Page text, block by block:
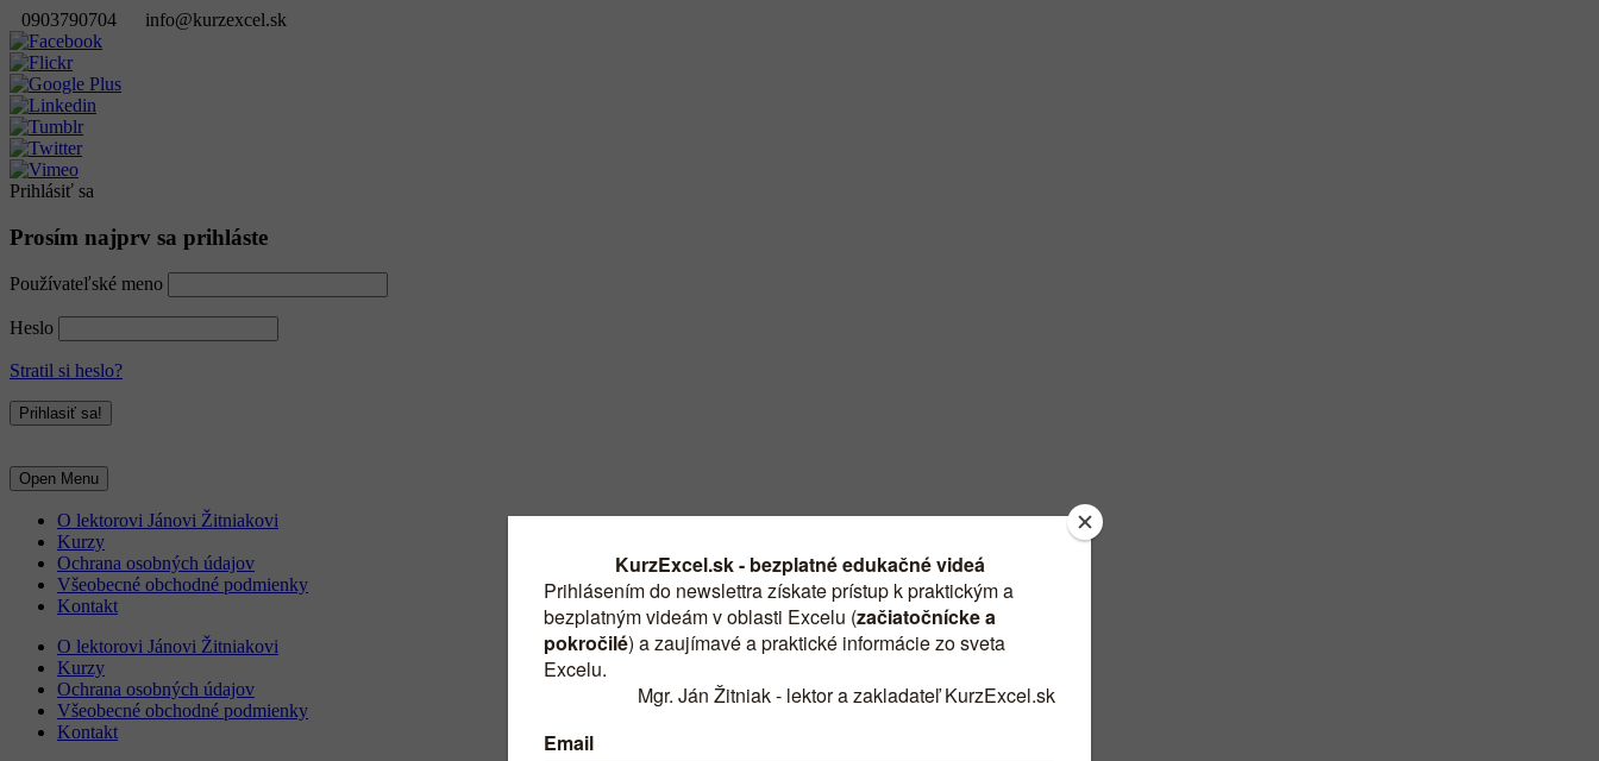
0903790704 info@kurzexcel.sk
Prihlásiť sa
Prosím najprv sa prihláste
Používateľské meno
Heslo
Stratil si heslo?
Open Menu
O lektorovi Jánovi Žitniakovi
Kurzy
Ochrana osobných údajov
Všeobecné obchodné podmienky
Kontakt
O lektorovi Jánovi Žitniakovi
Kurzy
Ochrana osobných údajov
Všeobecné obchodné podmienky
Kontakt